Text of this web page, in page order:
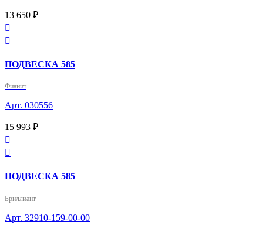
13 650 ₽


ПОДВЕСКА 585
Фианит
Арт. 030556
15 993 ₽


ПОДВЕСКА 585
Бриллиант
Арт. 32910-159-00-00